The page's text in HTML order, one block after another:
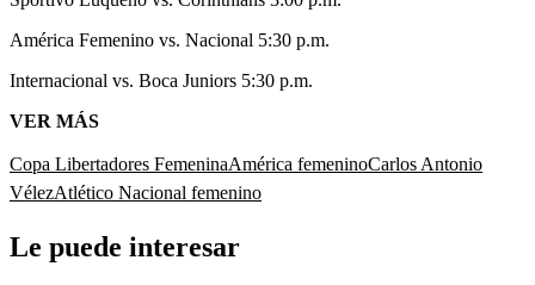
América Femenino vs. Nacional 5:30 p.m.
Internacional vs. Boca Juniors 5:30 p.m.
VER MÁS
Copa Libertadores FemeninaAmérica femeninoCarlos Antonio
VélezAtlético Nacional femenino
Le puede interesar